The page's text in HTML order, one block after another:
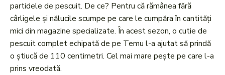
partidele de pescuit. De ce? Pentru că rămânea fără
cârligele și nălucile scumpe pe care le cumpăra în cantități
mici din magazine specializate. În acest sezon, o cutie de
pescuit complet echipată de pe Temu l-a ajutat să prindă
o știucă de 110 centimetri. Cel mai mare pește pe care l-a
prins vreodată.